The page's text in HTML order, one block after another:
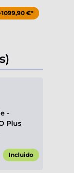
€*
-
Plus
Incluido